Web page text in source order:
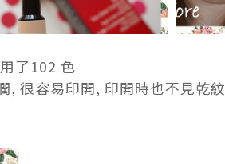
了102 色
, 很容易印開, 印開時也不見乾紋